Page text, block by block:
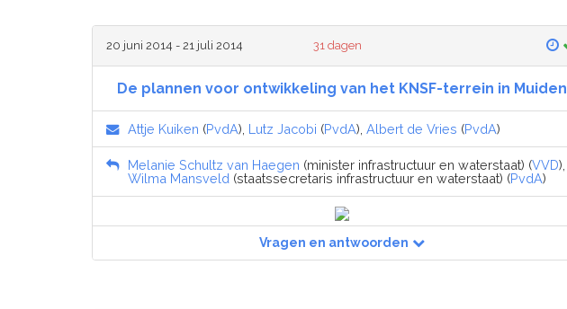
20 juni 2014 - 21 juli 2014 31 dagen
De plannen voor ontwikkeling van het KNSF-terrein in Muiden
Attje Kuiken (PvdA), Lutz Jacobi (PvdA), Albert de Vries (PvdA)
Melanie Schultz van Haegen (minister infrastructuur en waterstaat) (VVD),
Wilma Mansveld (staatssecretaris infrastructuur en waterstaat) (PvdA)
Vragen en antwoorden